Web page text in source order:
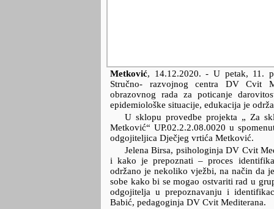
Metković, 14.12.2020.- U petak, 11.
Stručno- razvojnog centra DV Cvit
obrazovnog rada za poticanje
epidemiološke situacije, edukacija je
U sklopu provedbe projekta „ Za
Metković“ UP.02.2.2.08.0020 u
odgojiteljica Dječjeg vrtića Metković.
Jelena Birsa, psihologinja DV Cvit
i kako je prepoznati – proces
održano je nekoliko vježbi, na način da
sobe kako bi se mogao ostvariti rad u
odgojitelja u prepoznavanju i
Babić, pedagoginja DV Cvit Mediterana.